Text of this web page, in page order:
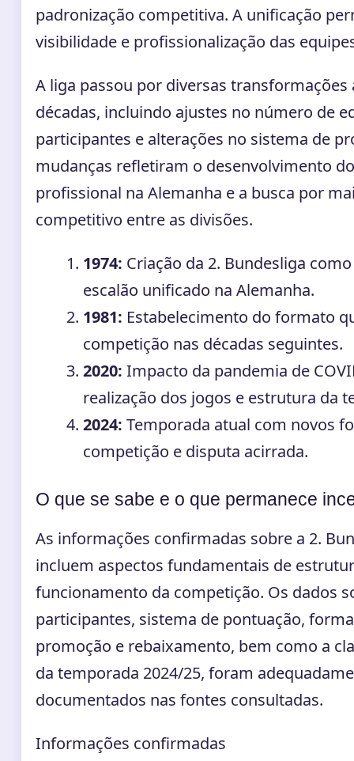
padronização competitiva. A unificação
visibilidade e profissionalização das
A liga passou por diversas transformações
décadas, incluindo ajustes no número de
participantes e alterações no sistema de
mudanças refletiram o desenvolvimento
profissional na Alemanha e a busca por
competitivo entre as divisões.
1974: Criação da 2. Bundesliga
escalão unificado na Alemanha.
1981: Estabelecimento do formato
competição nas décadas seguintes.
2020: Impacto da pandemia de
realização dos jogos e estrutura da
2024: Temporada atual com novos
competição e disputa acirrada.
O que se sabe e o que permanece
As informações confirmadas sobre a 2.
incluem aspectos fundamentais de
funcionamento da competição. Os dados
participantes, sistema de pontuação,
promoção e rebaixamento, bem como a
da temporada 2024/25, foram
documentados nas fontes consultadas.
Informações confirmadas